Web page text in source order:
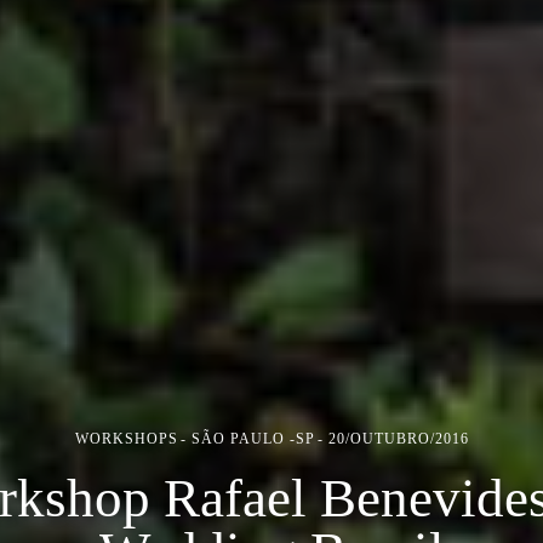
WORKSHOPS SÃO PAULO -SP 20/OUTUBRO/2016
Rafael